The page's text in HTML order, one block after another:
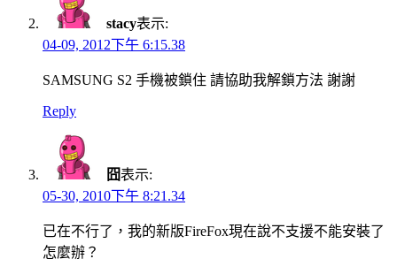
stacy表示:
04-09, 2012下午 6:15.38
SAMSUNG S2 手機被鎖住 請協助我解鎖方法 謝謝
Reply
囧表示:
05-30, 2010下午 8:21.34
已在不行了，我的新版FireFox現在說不支援不能安裝了
怎麼辦？